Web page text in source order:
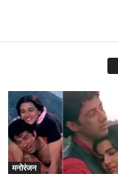
मनोरंजन